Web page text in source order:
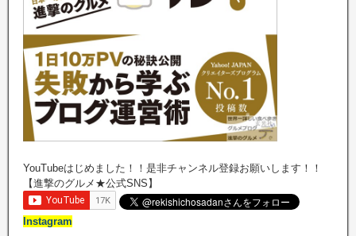
YouTubeはじめました！！是非チャンネル登録お願いします！！
【進撃のグルメ★公式SNS】
Instagram